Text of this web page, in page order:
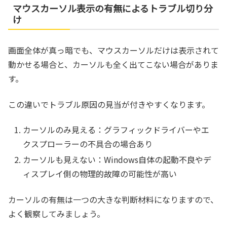
マウスカーソル表示の有無によるトラブル切り分
け
画面全体が真っ暗でも、マウスカーソルだけは表示されて
動かせる場合と、カーソルも全く出てこない場合がありま
す。
この違いでトラブル原因の見当が付きやすくなります。
カーソルのみ見える：グラフィックドライバーやエ
クスプローラーの不具合の場合あり
カーソルも見えない：Windows自体の起動不良やデ
ィスプレイ側の物理的故障の可能性が高い
カーソルの有無は一つの大きな判断材料になりますので、
よく観察してみましょう。